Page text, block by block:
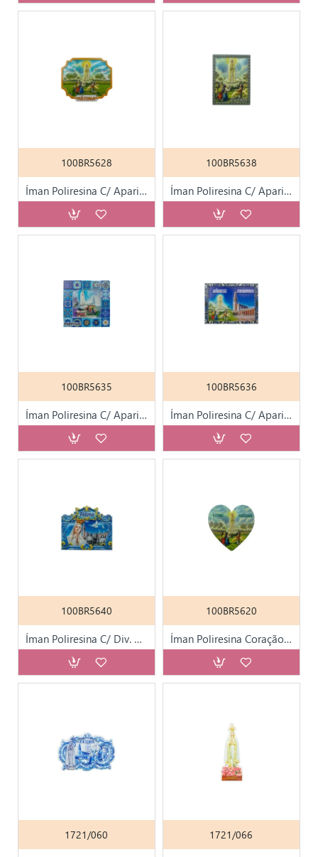
100BR5628
Íman Poliresina C/ Aparição de Fátima KN6083
100BR5638
Íman Poliresina C/ Aparição de Fátima KN6139
100BR5635
Íman Poliresina C/ Aparição+Azulejo KN6092
100BR5636
Íman Poliresina C/ Aparição+Santuário KN6093
100BR5640
Íman Poliresina C/ Div. Motivos de Fátima KN6141
100BR5620
Íman Poliresina Coração C/ Aparição de Fátima KN6075
1721/060 1721/066